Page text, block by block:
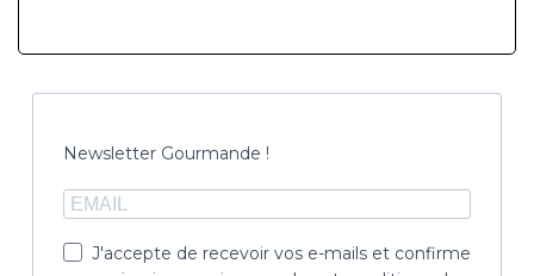
Newsletter Gourmande !
J'accepte de recevoir vos e-mails et confirme